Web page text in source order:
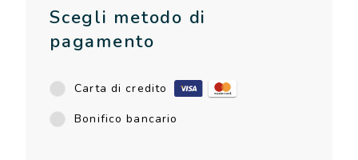
Scegli metodo di
pagamento
Carta di credito
Bonifico bancario